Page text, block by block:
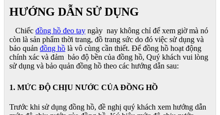
HƯỚNG DẪN SỬ DỤNG
Chiếc đồng hồ đeo tay ngày nay không chỉ để xem giờ mà nó
còn là sản phẩm thời trang, đồ trang sức do đó việc sử dụng và
bảo quản đồng hồ là vô cùng cần thiết. Để đồng hồ hoạt động
chính xác và đảm bảo độ bền của đồng hồ, Quý khách vui lòng
sử dụng và bảo quản đồng hồ theo các hướng dẫn sau:
1. MỨC ĐỘ CHỊU NƯỚC CỦA ĐỒNG HỒ
Trước khi sử dụng đồng hồ, đề nghị quý khách xem hướng dẫn